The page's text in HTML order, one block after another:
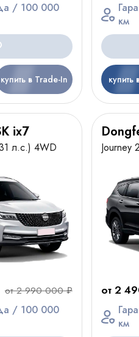
/ 100 000
купить в Trade-In
км
купить
ix7
л.с.) 4WD
от 2 990 000 ₽
/ 100 000
Journey
от 2
км